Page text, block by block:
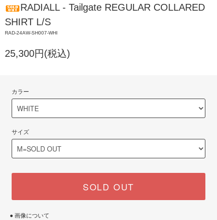
RADIALL - Tailgate REGULAR COLLARED
SHIRT L/S
RAD-24AW-SH007-WHI
25,300円(税込)
カラー
サイズ
SOLD OUT
● 画像について